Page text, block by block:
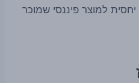
למוצר פיננסי שמוכר